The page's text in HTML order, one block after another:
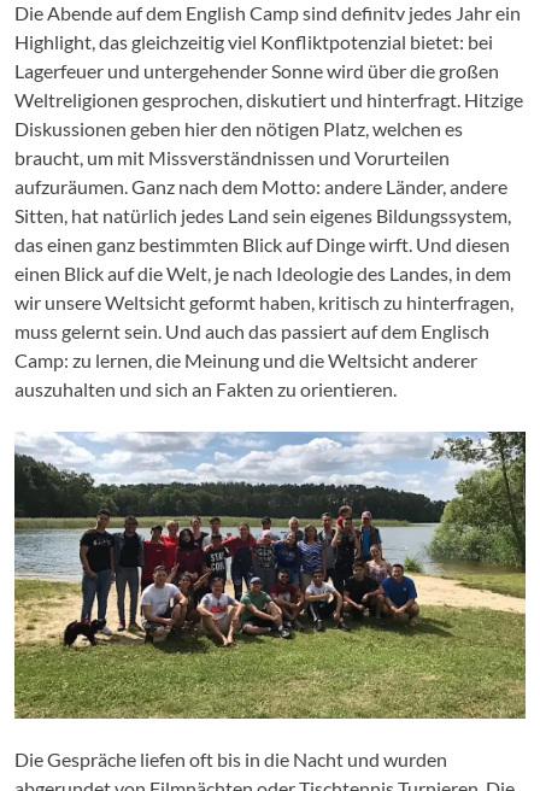
Die Abende auf dem English Camp sind definitv jedes Jahr ein
Highlight, das gleichzeitig viel Konfliktpotenzial bietet: bei
Lagerfeuer und untergehender Sonne wird über die großen
Weltreligionen gesprochen, diskutiert und hinterfragt. Hitzige
Diskussionen geben hier den nötigen Platz, welchen es
braucht, um mit Missverständnissen und Vorurteilen
aufzuräumen. Ganz nach dem Motto: andere Länder, andere
Sitten, hat natürlich jedes Land sein eigenes Bildungssystem,
das einen ganz bestimmten Blick auf Dinge wirft. Und diesen
einen Blick auf die Welt, je nach Ideologie des Landes, in dem
wir unsere Weltsicht geformt haben, kritisch zu hinterfragen,
muss gelernt sein. Und auch das passiert auf dem Englisch
Camp: zu lernen, die Meinung und die Weltsicht anderer
auszuhalten und sich an Fakten zu orientieren.
Die Gespräche liefen oft bis in die Nacht und wurden